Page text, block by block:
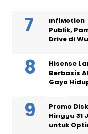
InfiMotion
Publik,
Drive di
Hisense
Berbasis
Gaya
Promo
Hingga 31
untuk